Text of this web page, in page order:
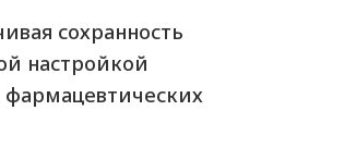
сохранность
настройкой